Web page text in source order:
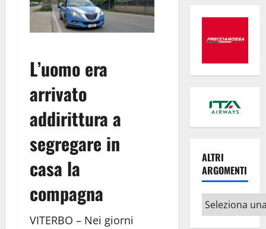
L’uomo era
arrivato
addirittura a
segregare in
casa la
compagna
VITERBO – Nei giorni
ALTRI
ARGOMENTI
Altri
argomenti